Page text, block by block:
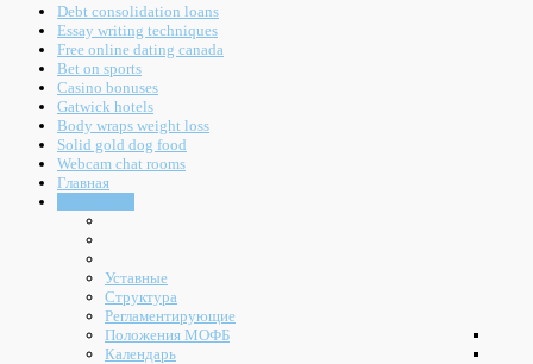
Debt consolidation loans
Essay writing techniques
Free online dating canada
Bet on sports
Casino bonuses
Gatwick hotels
Body wraps weight loss
Solid gold dog food
Webcam chat rooms
Главная
Уставные
Структура
Регламентирующие
Положения МОФБ
Календарь